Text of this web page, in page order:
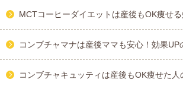
MCTコーヒーダイエットは産後もOK痩せる
コンブチャマナは産後ママも安心！効果UP
コンブチャキュッティは産後もOK痩せた